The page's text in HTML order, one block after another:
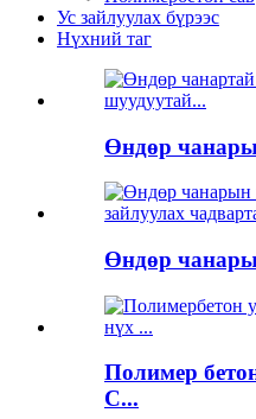
Ус зайлуулах бүрээс
Нүхний таг
Өндөр
Өндөр
Полимер
C...